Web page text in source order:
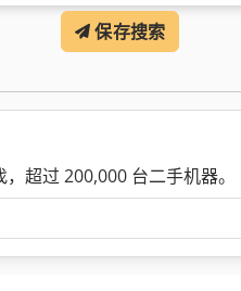
保存搜索
超过 200,000 台二手机器。